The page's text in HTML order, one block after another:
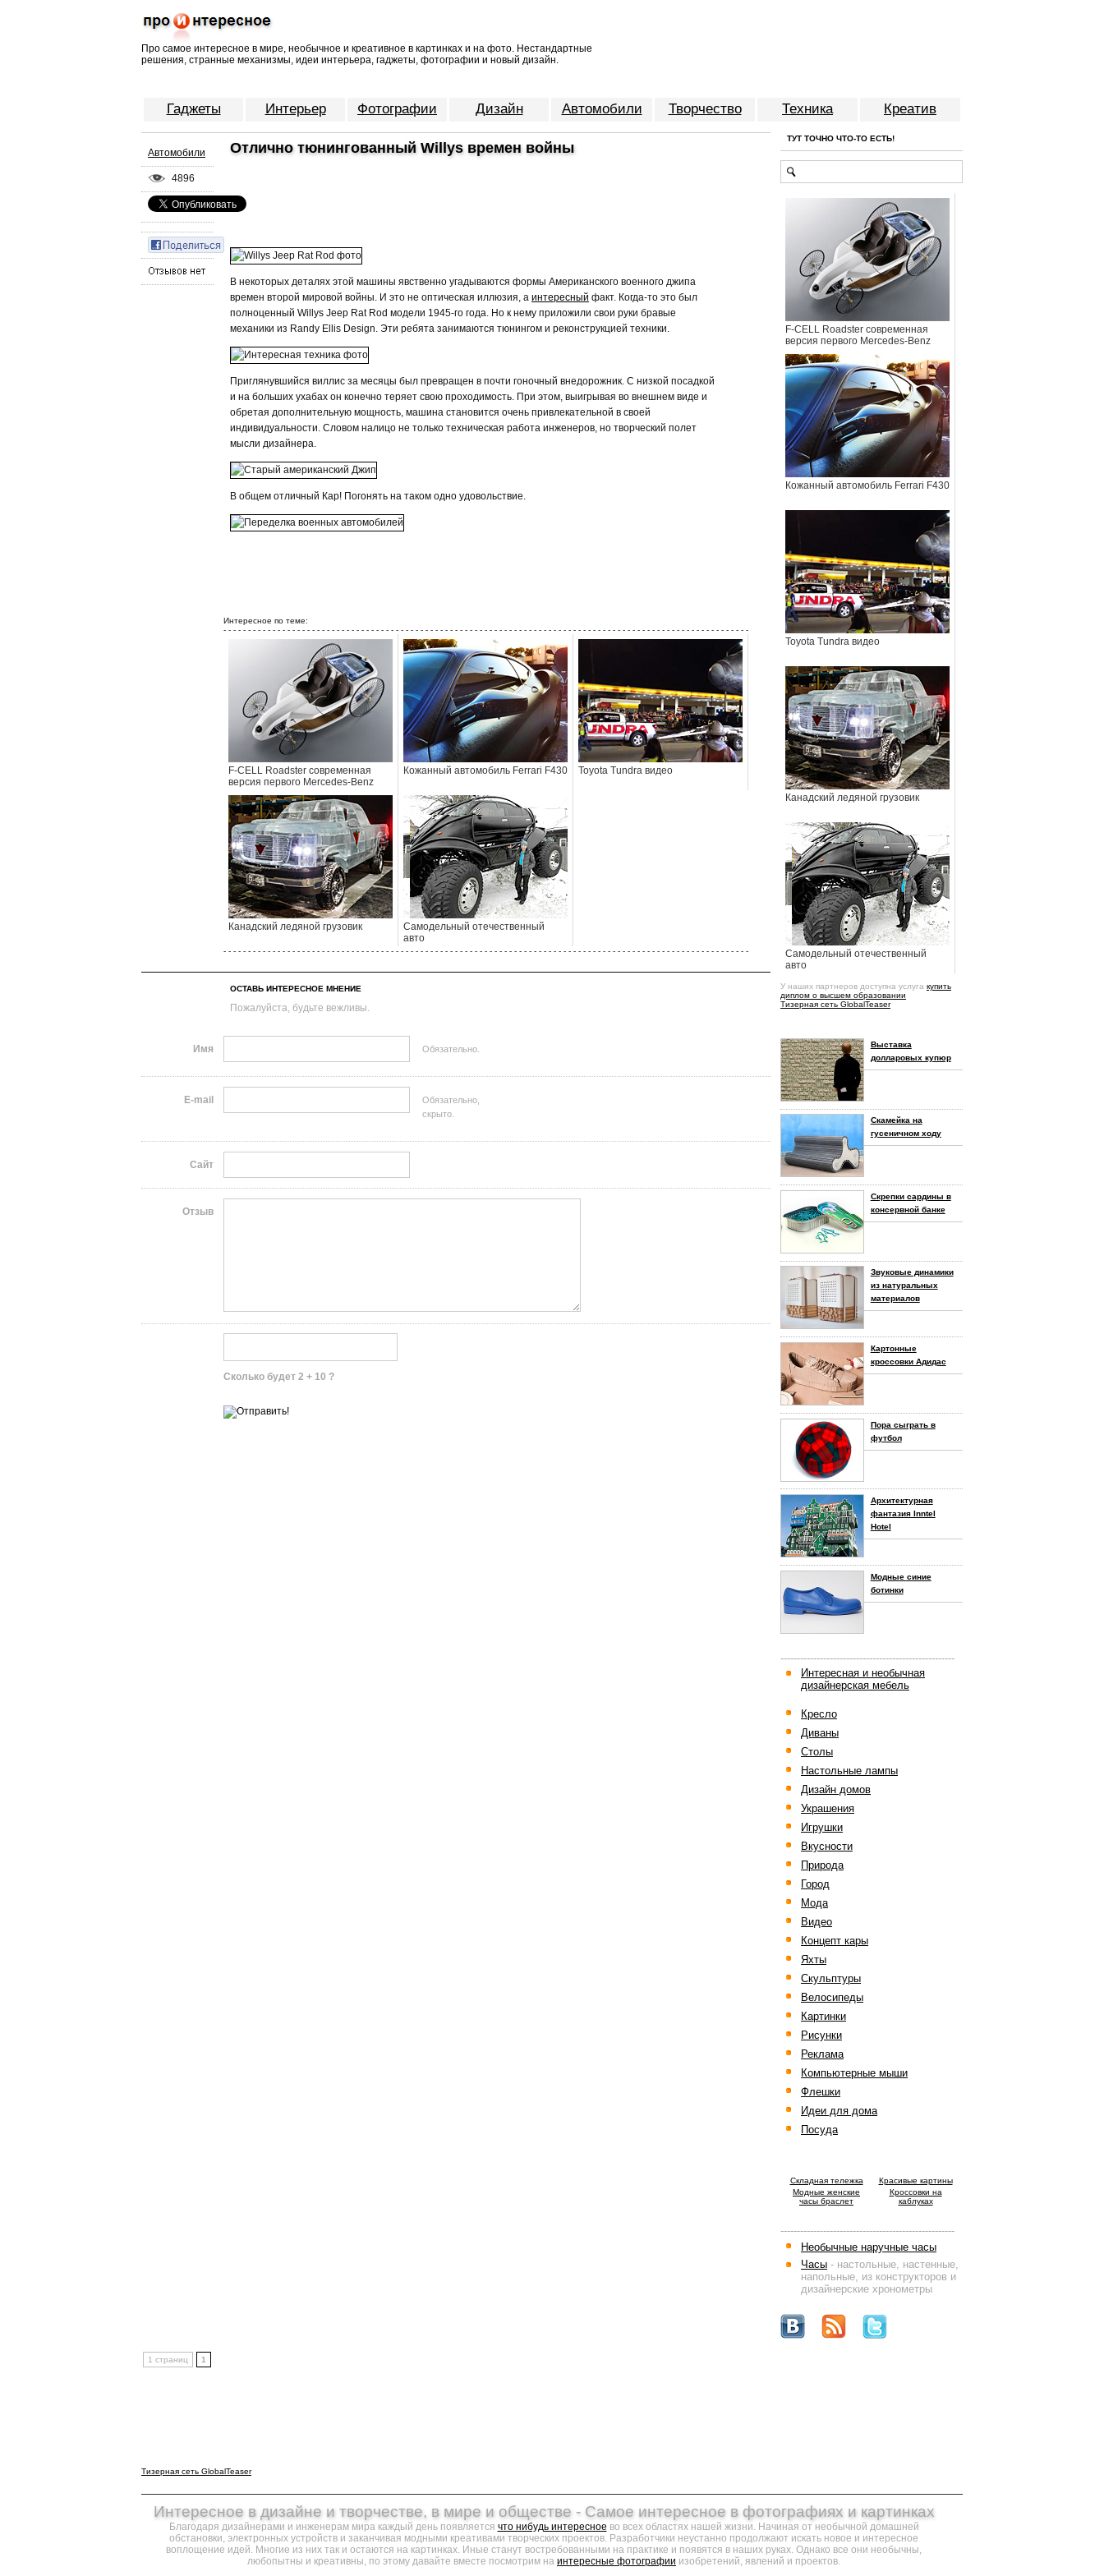
Про самое интересное в мире, необычное и креативное в картинках и на фото. Нестандартные
решения, странные механизмы, идеи интерьера, гаджеты, фотографии и новый дизайн.
Гаджеты Интерьер Фотографии Дизайн Автомобили Творчество Техника Креатив
Автомобили
4896
Отлично тюнингованный Willys времен войны
В некоторых деталях этой машины явственно угадываются формы Американского военного джипа
времен второй мировой войны. И это не оптическая иллюзия, а интересный факт. Когда-то это был
полноценный Willys Jeep Rat Rod модели 1945-го года. Но к нему приложили свои руки бравые
механики из Randy Ellis Design. Эти ребята занимаются тюнингом и реконструкцией техники.
Приглянувшийся виллис за месяцы был превращен в почти гоночный внедорожник. С низкой посадкой
и на больших ухабах он конечно теряет свою проходимость. При этом, выигрывая во внешнем виде и
обретая дополнительную мощность, машина становится очень привлекательной в своей
индивидуальности. Словом налицо не только техническая работа инженеров, но творческий полет
мысли дизайнера.
В общем отличный Кар! Погонять на таком одно удовольствие.
Интересное по теме:
- - - - - - - - - - - - - - - - - - - - - - - - - - - - - - - - - - - - - - - - - - - - - - - - - - - - - - - - - - - - - - - - - - - - - - - - - - - - - - - - - - - - - - - - - - - - - - - - - - - - - - - - - - -
F-CELL Roadster современная
версия первого Mercedes-Benz
Кожанный автомобиль Ferrari F430 Toyota Tundra видео
Канадский ледяной грузовик
Самодельный отечественный
авто
- - - - - - - - - - - - - - - - - - - - - - - - - - - - - - - - - - - - - - - - - - - - - - - - - - - - - - - - - - - - - - - - - - - - - - - - - - - - - - - - - - - - - - - - - - - - - - - - - - - - - - - - - - -
ОСТАВЬ ИНТЕРЕСНОЕ МНЕНИЕ
Пожалуйста, будьте вежливы.
Имя Обязательно.
E-mail
Обязательно,
скрыто.
Сайт
Отзыв
Сколько будет 2 + 10 ?
ТУТ ТОЧНО ЧТО-ТО ЕСТЬ!
F-CELL Roadster современная
версия первого Mercedes-Benz
Кожанный автомобиль Ferrari F430
Toyota Tundra видео
Канадский ледяной грузовик
Самодельный отечественный
авто
У наших партнеров доступна услуга купить
диплом о высшем образовании
Тизерная сеть GlobalTeaser
Выставка
долларовых купюр
Скамейка на
гусеничном ходу
Скрепки сардины в
консервной банке
Звуковые динамики
из натуральных
материалов
Картонные
кроссовки Адидас
Пора сыграть в
футбол
Архитектурная
фантазия Inntel
Hotel
Модные синие
ботинки
-----------------------------------------------------
Интересная и необычная
дизайнерская мебель
Кресло
Диваны
Столы
Настольные лампы
Дизайн домов
Украшения
Игрушки
Вкусности
Природа
Город
Мода
Видео
Концепт кары
Яхты
Скульптуры
Велосипеды
Картинки
Рисунки
Реклама
Компьютерные мыши
Флешки
Идеи для дома
Посуда
Cкладная тележка
Красивые картины
Модные женские
часы браслет
Кроссовки на
каблуках
-----------------------------------------------------
Необычные наручные часы
Часы - настольные, настенные,
напольные, из конструкторов и
дизайнерские хронометры
1 страниц 1
Тизерная сеть GlobalTeaser
Интересное в дизайне и творчестве, в мире и обществе - Самое интересное в фотографиях и картинках
Благодаря дизайнерами и инженерам мира каждый день появляется что нибудь интересное во всех областях нашей жизни. Начиная от необычной домашней
обстановки, электронных устройств и заканчивая модными креативами творческих проектов. Разработчики неустанно продолжают искать новое и интересное
воплощение идей. Многие из них так и остаются на картинках. Иные станут востребованными на практике и появятся в наших руках. Однако все они необычны,
любопытны и креативны, по этому давайте вместе посмотрим на интересные фотографии изобретений, явлений и проектов.